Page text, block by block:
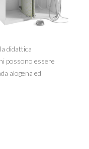
didattica
possono essere
alogena ed